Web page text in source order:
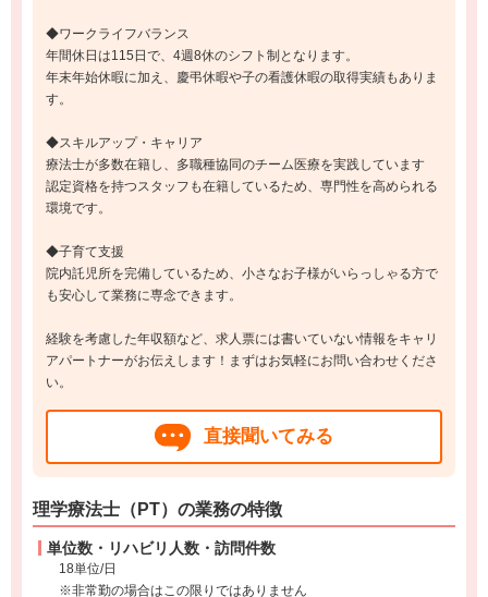
◆ワークライフバランス
年間休日は115日で、4週8休のシフト制となります。
年末年始休暇に加え、慶弔休暇や子の看護休暇の取得実績もありま
す。
◆スキルアップ・キャリア
療法士が多数在籍し、多職種協同のチーム医療を実践しています
認定資格を持つスタッフも在籍しているため、専門性を高められる
環境です。
◆子育て支援
院内託児所を完備しているため、小さなお子様がいらっしゃる方で
も安心して業務に専念できます。
経験を考慮した年収額など、求人票には書いていない情報をキャリ
アパートナーがお伝えします！まずはお気軽にお問い合わせくださ
い。
直接聞いてみる
理学療法士（PT）の業務の特徴
単位数・リハビリ人数・訪問件数
18単位/日
※非常勤の場合はこの限りではありません